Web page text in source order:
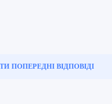
ПОПЕРЕДНІВІДПОВІДІ